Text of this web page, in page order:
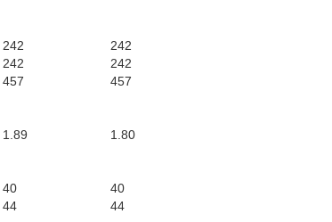
242
242
242
242
457
457
1.89 1.80
40
40
44 44